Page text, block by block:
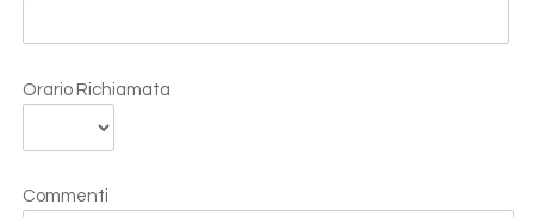
Orario Richiamata
Commenti